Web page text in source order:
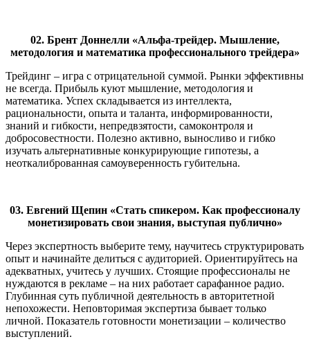
02. Брент Доннелли «Альфа-трейдер. Мышление,
методология и математика профессионального трейдера»
Трейдинг – игра с отрицательной суммой. Рынки эффективны
не всегда. Прибыль куют мышление, методология и
математика. Успех складывается из интеллекта,
рациональности, опыта и таланта, информированности,
знаний и гибкости, непредвзятости, самоконтроля и
добросовестности. Полезно активно, выносливо и гибко
изучать альтернативные конкурирующие гипотезы, а
неоткалиброванная самоуверенность губительна.
03. Евгений Щепин «Стать спикером. Как профессионалу
монетизировать свои знания, выступая публично»
Через экспертность выберите тему, научитесь структурировать
опыт и начинайте делиться с аудиторией. Ориентируйтесь на
адекватных, учитесь у лучших. Стоящие профессионалы не
нуждаются в рекламе – на них работает сарафанное радио.
Глубинная суть публичной деятельность в авторитетной
непохожести. Неповторимая экспертиза бывает только
личной. Показатель готовности монетизации – количество
выступлений.